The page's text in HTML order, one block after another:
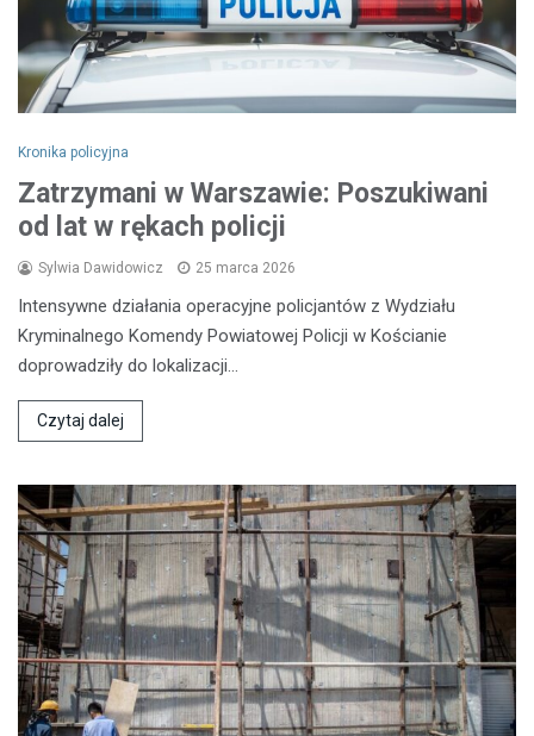
Kronika policyjna
Zatrzymani w Warszawie: Poszukiwani
od lat w rękach policji
Sylwia Dawidowicz 25 marca 2026
Intensywne działania operacyjne policjantów z Wydziału
Kryminalnego Komendy Powiatowej Policji w Kościanie
doprowadziły do lokalizacji…
Czytaj dalej